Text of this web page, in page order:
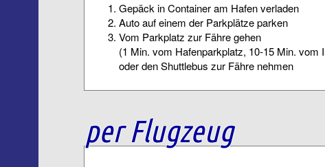
Gepäck in Container am Hafen verladen
Auto auf einem der Parkplätze parken
Vom Parkplatz zur Fähre gehen
(1 Min. vom Hafenparkplatz, 10-15 Min. vom
oder den Shuttlebus zur Fähre nehmen
per Flugzeug